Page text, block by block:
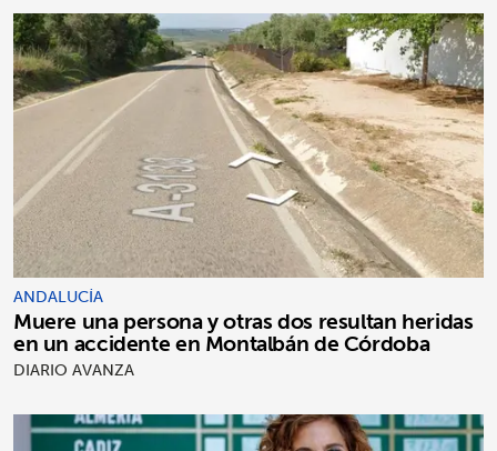
ANDALUCÍA
Muere una persona y otras dos resultan heridas
en un accidente en Montalbán de Córdoba
DIARIO AVANZA